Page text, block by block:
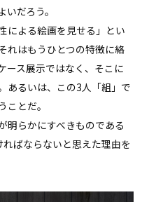
だろう。
による絵画を見せる」とい
れはもうひとつの特徴に絡
ース展示ではなく、そこに
あるいは、この3人「組」で
とだ。
明らかにすべきものである
ばならないと思えた理由を